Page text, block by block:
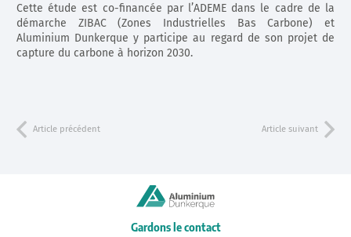
Cette étude est co-financée par l’ADEME dans le cadre de la
démarche ZIBAC (Zones Industrielles Bas Carbone) et
Aluminium Dunkerque y participe au regard de son projet de
capture du carbone à horizon 2030.
Article précédent Article suivant
Gardons le contact